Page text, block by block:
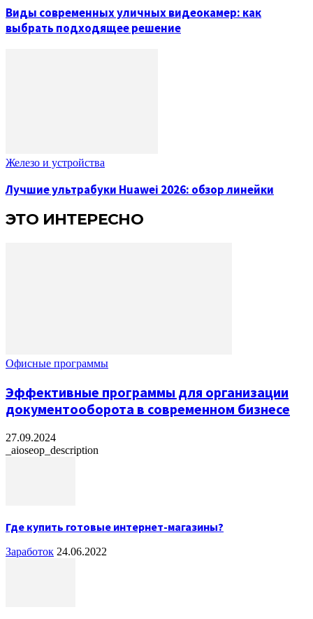
Виды современных уличных видеокамер: как
выбрать подходящее решение
Железо и устройства
Лучшие ультрабуки Huawei 2026: обзор линейки
ЭТО ИНТЕРЕСНО
Офисные программы
Эффективные программы для организации
документооборота в современном бизнесе
27.09.2024
_aioseop_description
Где купить готовые интернет-магазины?
Заработок 24.06.2022